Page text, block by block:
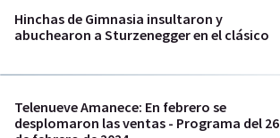
Hinchas de Gimnasia insultaron y
abuchearon a Sturzenegger en el clásico
Telenueve Amanece: En febrero se
desplomaron las ventas - Programa del 26